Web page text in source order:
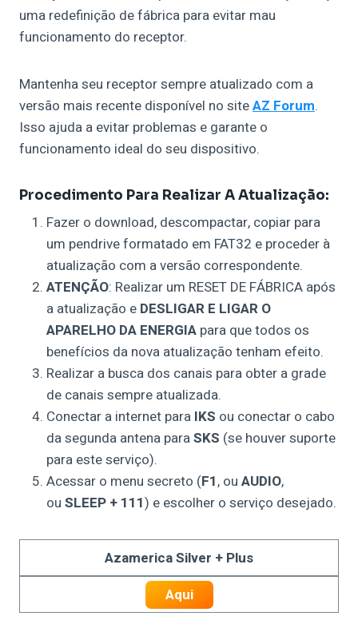
uma redefinição de fábrica para evitar mau
funcionamento do receptor.
Mantenha seu receptor sempre atualizado com a
versão mais recente disponível no siteAZ Forum.
Isso ajuda a evitar problemas e garante o
funcionamento ideal do seu dispositivo.
Procedimento Para Realizar A Atualização:
Fazer o download, descompactar, copiar para
um pendrive formatado em FAT32 e proceder à
atualização com a versão correspondente.
ATENÇÃO: Realizar um RESET DE FÁBRICA após
a atualização e DESLIGAR E LIGAR O
APARELHO DA ENERGIA para que todos os
benefícios da nova atualização tenham efeito.
Realizar a busca dos canais para obter a grade
de canais sempre atualizada.
Conectar a internet para IKS ou conectar o cabo
da segunda antena paraSKS (se houver suporte
para este serviço).
Acessar o menu secreto (F1, ou AUDIO,
ou SLEEP + 111) e escolher o serviço desejado.
Azamerica Silver + Plus
Aqui